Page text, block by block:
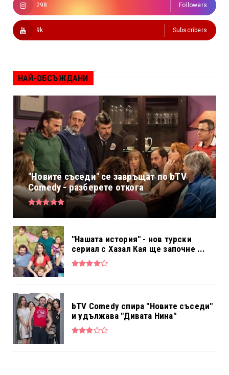
298 Followers
9k Subscribers
НАЙ-ОБСЪЖДАНИ
"Новите съседи" се завръщат по bTV
Comedy - разберете откога
"Нашата история" - нов турски
сериал с Хазал Кая ще започне ...
bTV Comedy спира "Новите съседи"
и удължава "Дивата Нина"